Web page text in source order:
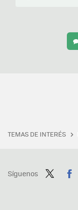
TEMAS DE INTERÉS
Síguenos